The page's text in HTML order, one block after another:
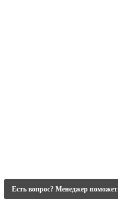
Есть вопрос? Менеджер поможет